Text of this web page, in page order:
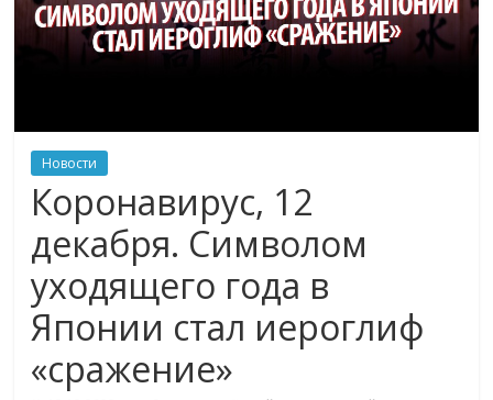
Новости
Коронавирус, 12
декабря. Символом
уходящего года в
Японии стал иероглиф
«сражение»